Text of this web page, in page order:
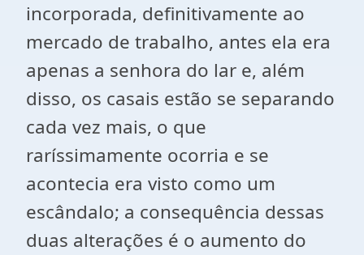
incorporada, definitivamente ao
mercado de trabalho, antes ela era
apenas a senhora do lar e, além
disso, os casais estão se separando
cada vez mais, o que
raríssimamente ocorria e se
acontecia era visto como um
escândalo; a consequência dessas
duas alterações é o aumento do